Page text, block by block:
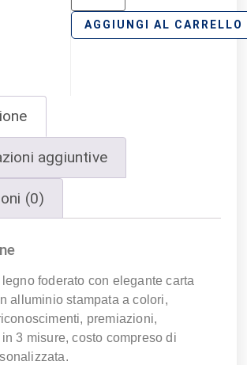
AGGIUNGI AL CARRELLO
aggiuntive
(0)
foderato con elegante carta
alluminio stampata a colori,
premiazioni,
3 misure, costo compreso di